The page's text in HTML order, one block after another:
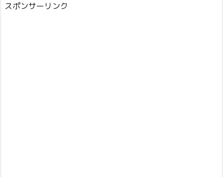
スポンサーリンク